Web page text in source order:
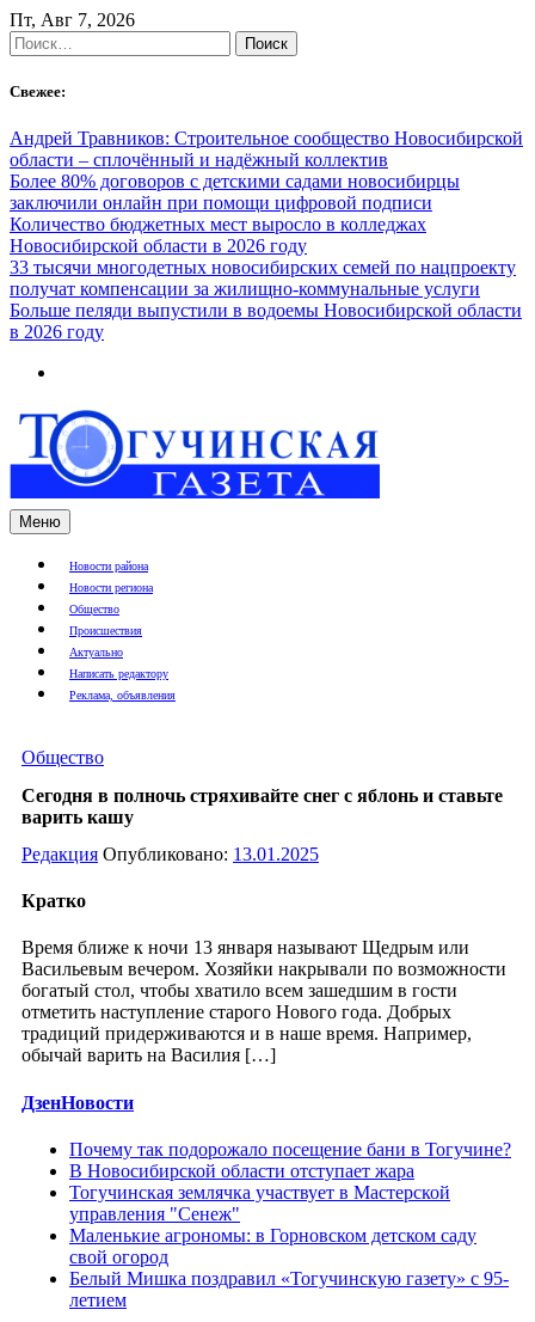
Skip
to
content
Пт, Авг 7, 2026
Найти:
Свежее:
Андрей Травников: Строительное сообщество Новосибирской
области – сплочённый и надёжный коллектив
Более 80% договоров с детскими садами новосибирцы
заключили онлайн при помощи цифровой подписи
Количество бюджетных мест выросло в колледжах
Новосибирской области в 2026 году
33 тысячи многодетных новосибирских семей по нацпроекту
получат компенсации за жилищно-коммунальные услуги
Больше пеляди выпустили в водоемы Новосибирской области
в 2026 году
Меню
Новости района
Новости региона
Общество
Происшествия
Актуально
Написать редактору
Реклама, объявления
Общество
Сегодня в полночь стряхивайте снег с яблонь и ставьте
варить кашу
Редакция Опубликовано: 13.01.2025
Кратко
Время ближе к ночи 13 января называют Щедрым или
Васильевым вечером. Хозяйки накрывали по возможности
богатый стол, чтобы хватило всем зашедшим в гости
отметить наступление старого Нового года. Добрых
традиций придерживаются и в наше время. Например,
обычай варить на Василия […]
ДзенНовости
Почему так подорожало посещение бани в Тогучине?
В Новосибирской области отступает жара
Тогучинская землячка участвует в Мастерской
управления "Сенеж"
Маленькие агрономы: в Горновском детском саду
свой огород
Белый Мишка поздравил «Тогучинскую газету» с 95-
летием